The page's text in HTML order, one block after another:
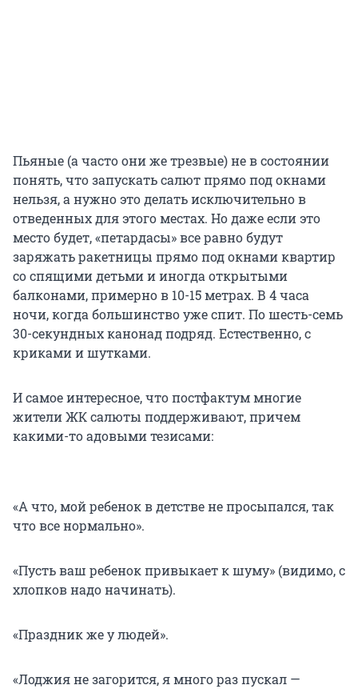
Пьяные (а часто они же трезвые) не в состоянии
понять, что запускать салют прямо под окнами
нельзя, а нужно это делать исключительно в
отведенных для этого местах. Но даже если это
место будет, «петардасы» все равно будут
заряжать ракетницы прямо под окнами квартир
со спящими детьми и иногда открытыми
балконами, примерно в 10-15 метрах. В 4 часа
ночи, когда большинство уже спит. По шесть-семь
30-секундных канонад подряд. Естественно, с
криками и шутками.
И самое интересное, что постфактум многие
жители ЖК салюты поддерживают, причем
какими-то адовыми тезисами:
«А что, мой ребенок в детстве не просыпался, так
что все нормально».
«Пусть ваш ребенок привыкает к шуму» (видимо, с
хлопков надо начинать).
«Праздник же у людей».
«Лоджия не загорится, я много раз пускал —